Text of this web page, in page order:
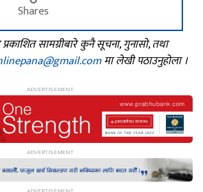
Shares
सामग्रीबारे कुनै सूचना, गुनासो, तथा
मा लेखी पठाउनुहोला ।